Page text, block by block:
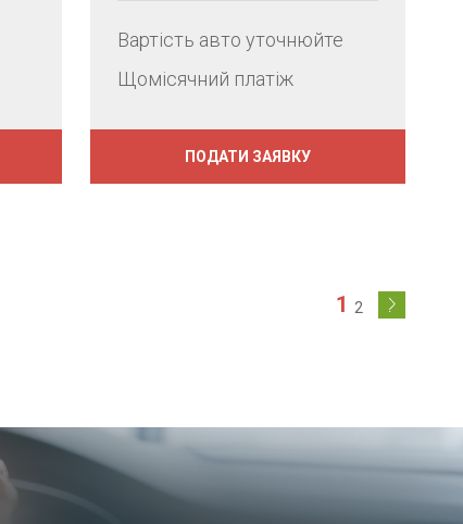
Вартість авто уточнюйте
Щомісячний платіж
ПОДАТИ ЗАЯВКУ
1 2